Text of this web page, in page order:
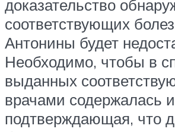
доказательство
соответствующих
Антонины будет
Необходимо, чтобы в
выданных
врачами содержалась
подтверждающая, что